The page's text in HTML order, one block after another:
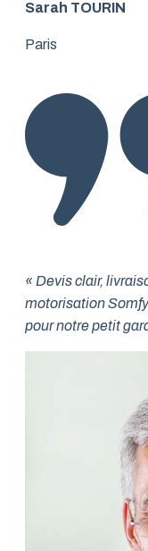
Sarah TOURIN
Paris
« Devis clair,
motorisation
pour notre petit